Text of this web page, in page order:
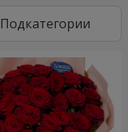
Подкатегории